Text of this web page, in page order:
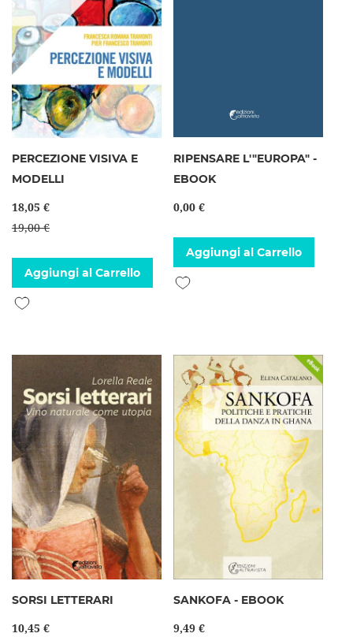
PERCEZIONE VISIVA E
MODELLI
18,05 €
19,00 €
Aggiungi al Carrello
Aggiungi alla lista desideri
RIPENSARE L'"EUROPA" -
EBOOK
0,00 €
Aggiungi al Carrello
Aggiungi alla lista desideri
SORSI LETTERARI
10,45 €
SANKOFA - EBOOK
9,49 €